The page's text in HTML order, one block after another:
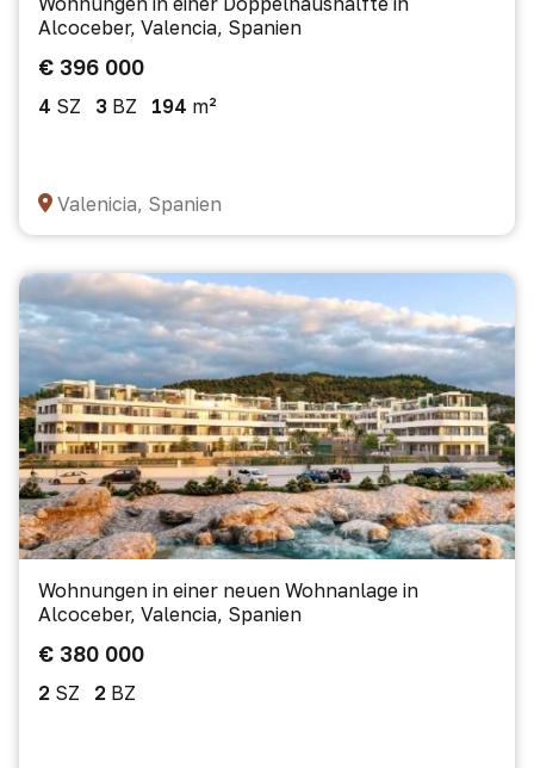
Alcoceber, Valencia, Spanien
€ 396 000
4 SZ 3 BZ 194 m²
Valenicia, Spanien
Wohnungen in einer neuen Wohnanlage in
Alcoceber, Valencia, Spanien
€ 380 000
2 SZ 2 BZ